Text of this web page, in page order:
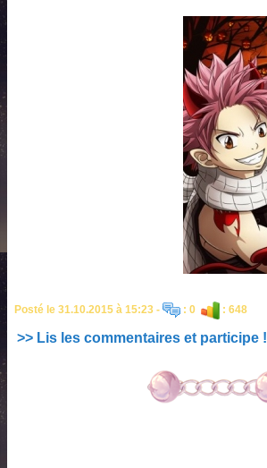
Posté le 31.10.2015 à 15:23 - : 0 : 648
>> Lis les commentaires et participe !